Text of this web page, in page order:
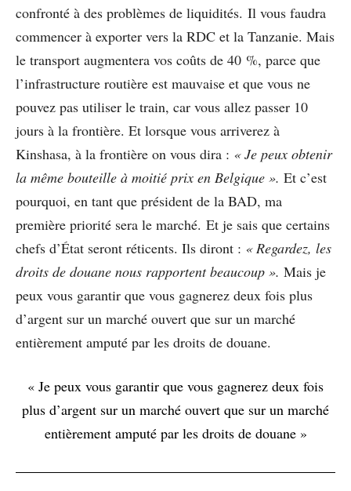
confronté à des problèmes de liquidités. Il vous faudra
commencer à exporter vers la RDC et la Tanzanie. Mais
le transport augmentera vos coûts de 40 %, parce que
l’infrastructure routière est mauvaise et que vous ne
pouvez pas utiliser le train, car vous allez passer 10
jours à la frontière. Et lorsque vous arriverez à
Kinshasa, à la frontière on vous dira : « Je peux obtenir
la même bouteille à moitié prix en Belgique ». Et c’est
pourquoi, en tant que président de la BAD, ma
première priorité sera le marché. Et je sais que certains
chefs d’État seront réticents. Ils diront : « Regardez, les
droits de douane nous rapportent beaucoup ». Mais je
peux vous garantir que vous gagnerez deux fois plus
d’argent sur un marché ouvert que sur un marché
entièrement amputé par les droits de douane.
« Je peux vous garantir que vous gagnerez deux fois
plus d’argent sur un marché ouvert que sur un marché
entièrement amputé par les droits de douane »